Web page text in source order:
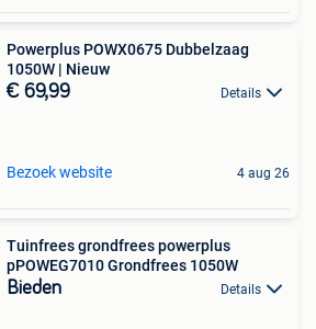
Powerplus POWX0675 Dubbelzaag
1050W | Nieuw
€ 69,99 Details
Bezoek website 4 aug 26
Tuinfrees grondfrees powerplus
pPOWEG7010 Grondfrees 1050W
Bieden Details